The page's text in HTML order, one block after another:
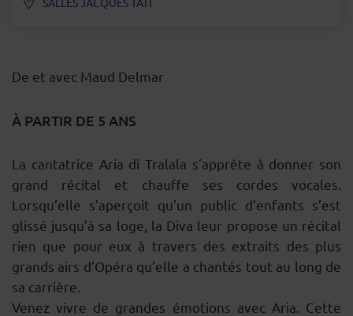
De et avec Maud Delmar
À PARTIR DE 5 ANS
DESCRIPTION
La cantatrice Aria di Tralala s’apprête à donner son
grand récital et chauffe ses cordes vocales.
Lorsqu’elle s’aperçoit qu’un public d’enfants s’est
glissé jusqu’à sa loge, la Diva leur propose un récital
rien que pour eux à travers des extraits des plus
grands airs d’Opéra qu’elle a chantés tout au long de
sa carrière.
Venez vivre de grandes émotions avec Aria. Cette